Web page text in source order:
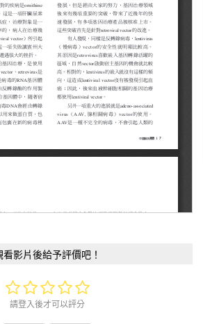
看影片後給予評價吧！
請登入後才可以評分